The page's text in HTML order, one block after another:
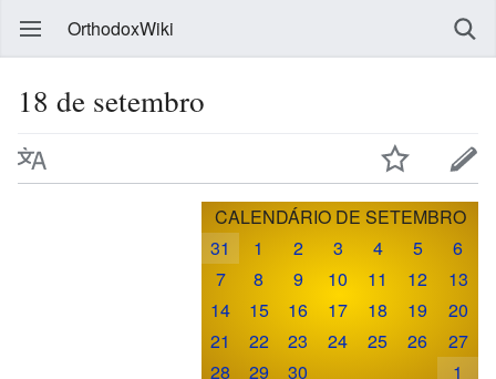
OrthodoxWiki
18 de setembro
CALENDÁRIO DE SETEMBRO
31
1 2 3 4 5
6
7
8 9 10 11 12
13
14
15 16 17 18 19
20
21
22 23 24 25 26
27
28
29 30 1